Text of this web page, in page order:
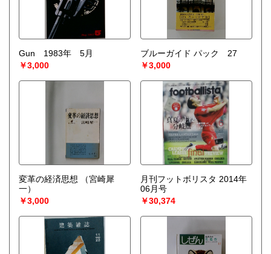
Gun 1983年 5月
￥3,000
ブルーガイド パック 27
￥3,000
変革の経済思想
（宮崎犀
一）
￥3,000
月刊フットボリスタ 2014年
06月号
￥30,374